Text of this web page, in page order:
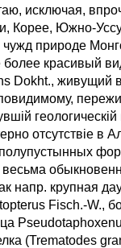
исключая,
Кореe, Южно-
природе
красивый
Dokht., живущий
отсутствіе в
весьма
напр. крупная
Fisch.-W.,
(Trematodes